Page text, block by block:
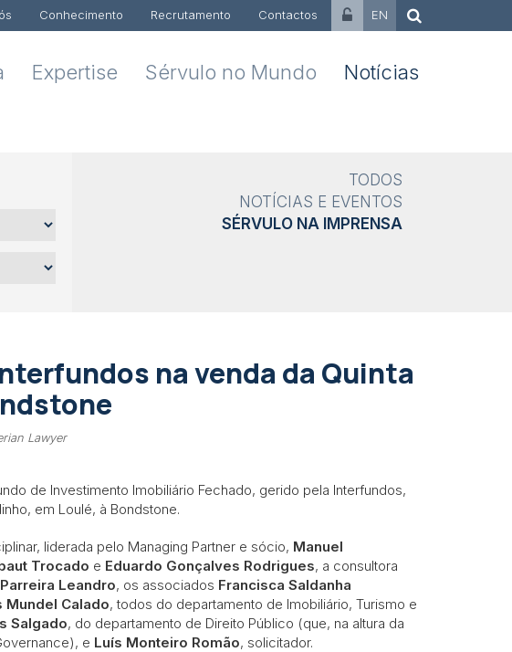
Conhecimento Recrutamento Contactos EN
Expertise Sérvulo no Mundo Notícias
TODOS
NOTÍCIAS E EVENTOS
SÉRVULO NA IMPRENSA
na venda da Quinta
Lawyer
de Investimento Imobiliário Fechado, gerido pela Interfundos,
em Loulé, à Bondstone.
liderada pelo Managing Partner e sócio, Manuel
Trocado e Eduardo Gonçalves Rodrigues, a consultora
Leandro, os associados Francisca Saldanha
Mundel Calado, todos do departamento de Imobiliário, Turismo e
Salgado, do departamento de Direito Público (que, na altura da
e Luís Monteiro Romão, solicitador.